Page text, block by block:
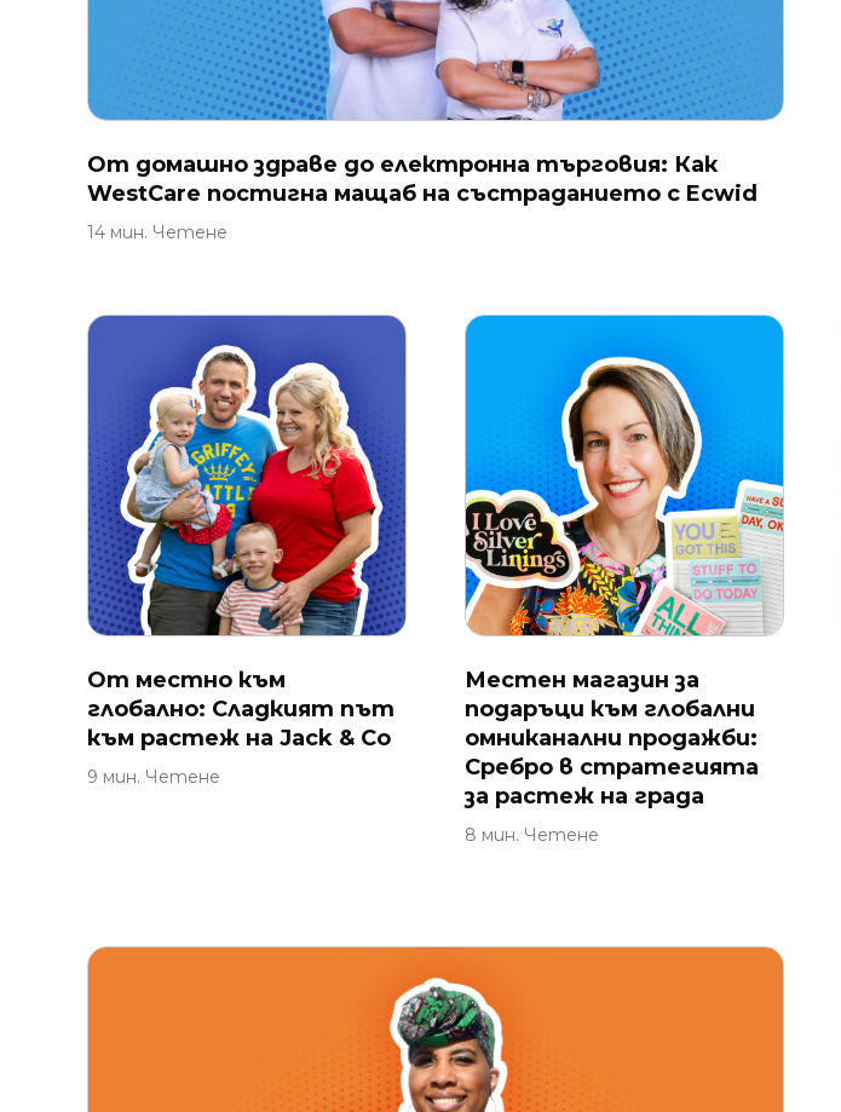
От домашно здраве до електронна търговия: Как
WestCare постигна мащаб на състраданието с Ecwid
14 мин. Четене
От местно към
глобално: Сладкият път
към растеж на Jack & Co
9 мин. Четене
Местен магазин за
подаръци към глобални
омниканални продажби:
Сребро в стратегията
за растеж на града
8 мин. Четене